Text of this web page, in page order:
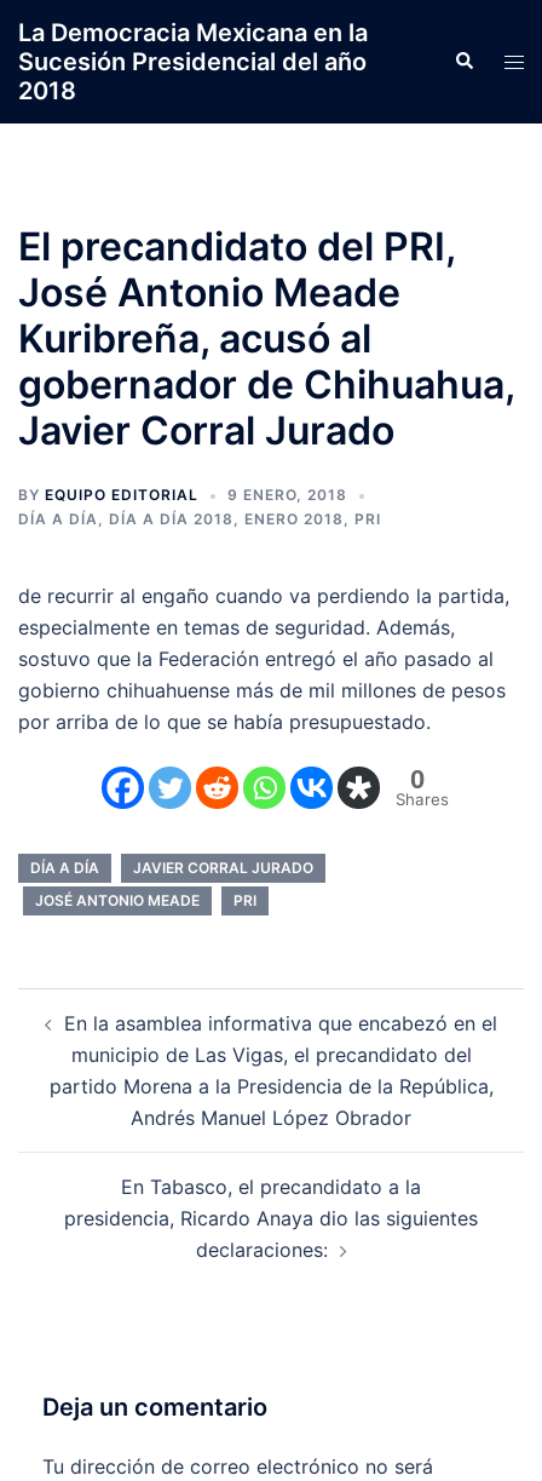
contenido
La Democracia Mexicana en la
Sucesión Presidencial del año
2018
Search
El precandidato del PRI,
José Antonio Meade
Kuribreña, acusó al
gobernador de Chihuahua,
Javier Corral Jurado
BY EQUIPO EDITORIAL
9 ENERO, 2018
DÍA A DÍA, DÍA A DÍA 2018 , ENERO 2018 , PRI
de recurrir al engaño cuando va perdiendo la partida,
especialmente en temas de seguridad. Además,
sostuvo que la Federación entregó el año pasado al
gobierno chihuahuense más de mil millones de pesos
por arriba de lo que se había presupuestado.
0
Shares
DÍA A DÍA
JAVIER CORRAL JURADO
JOSÉ ANTONIO MEADE
PRI
de
entradas
En la asamblea informativa que encabezó en el
municipio de Las Vigas, el precandidato del
partido Morena a la Presidencia de la República,
Andrés Manuel López Obrador
En Tabasco, el precandidato a la
presidencia, Ricardo Anaya dio las siguientes
declaraciones:
Deja un comentario
Tu dirección de correo electrónico no será